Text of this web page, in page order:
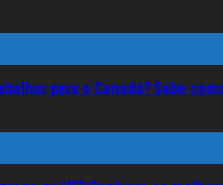
para o Canadá? Sabe